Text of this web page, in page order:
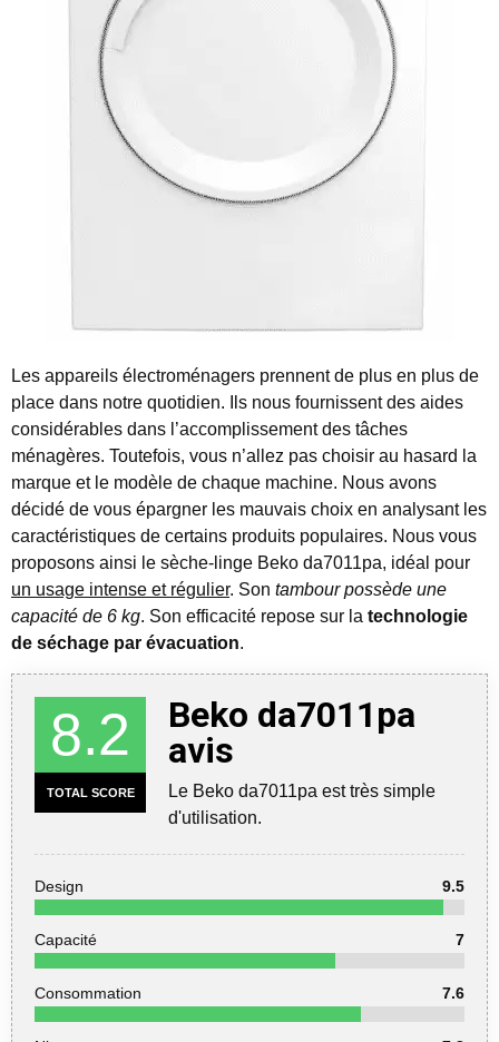
Les appareils électroménagers prennent de plus en plus de
place dans notre quotidien. Ils nous fournissent des aides
considérables dans l’accomplissement des tâches
ménagères. Toutefois, vous n’allez pas choisir au hasard la
marque et le modèle de chaque machine. Nous avons
décidé de vous épargner les mauvais choix en analysant les
caractéristiques de certains produits populaires. Nous vous
proposons ainsi le sèche-linge Beko da7011pa, idéal pour
un usage intense et régulier. Son tambour possède une
capacité de 6 kg. Son efficacité repose sur la technologie
de séchage par évacuation.
8.2
TOTAL SCORE
Beko da7011pa
avis
Le Beko da7011pa est très simple
d'utilisation.
Design 9.5
Capacité 7
Consommation 7.6